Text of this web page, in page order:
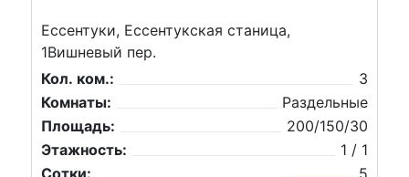
Ессентуки, Ессентукская станица,
1Вишневый пер.
Кол. ком.:
3
Комнаты:
Раздельные
Площадь:
200/150/30
Этажность:
1 / 1
Сотки:
5